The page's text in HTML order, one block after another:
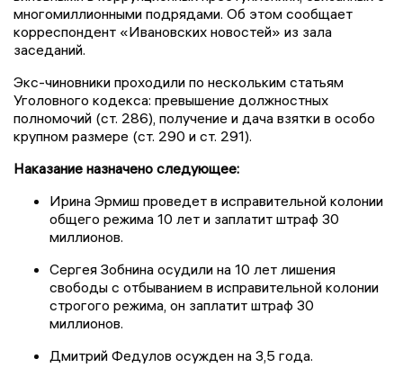
многомиллионными подрядами. Об этом сообщает
корреспондент «Ивановских новостей» из зала
заседаний.
Экс-чиновники проходили по нескольким статьям
Уголовного кодекса: превышение должностных
полномочий (ст. 286), получение и дача взятки в особо
крупном размере (ст. 290 и ст. 291).
Наказание назначено следующее:
Ирина Эрмиш проведет в исправительной колонии
общего режима 10 лет и заплатит штраф 30
миллионов.
Сергея Зобнина осудили на 10 лет лишения
свободы с отбыванием в исправительной колонии
строгого режима, он заплатит штраф 30
миллионов.
Дмитрий Федулов осужден на 3,5 года.